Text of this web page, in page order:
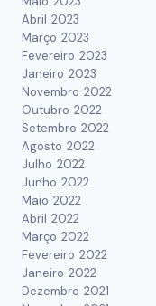
Abril 2023
Março 2023
Fevereiro 2023
Janeiro 2023
Novembro 2022
Outubro 2022
Setembro 2022
Agosto 2022
Julho 2022
Junho 2022
Maio 2022
Abril 2022
Março 2022
Fevereiro 2022
Janeiro 2022
Dezembro 2021